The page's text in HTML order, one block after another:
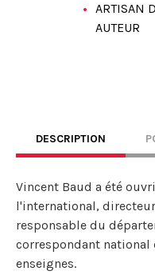
ARTISAN
AUTEUR
DESCRIPTION
Vincent Baud a été
l'international,
responsable du
correspondant national
enseignes.